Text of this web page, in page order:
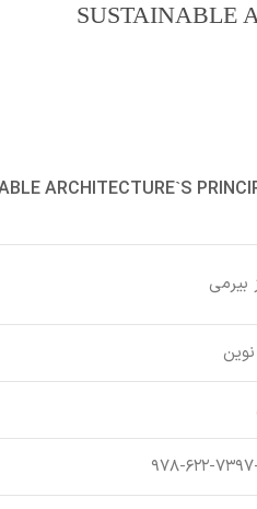
SUSTAINABLE
ARCHITECTURE`S
بیرمی
۷۳۹۷-۴۹-۹